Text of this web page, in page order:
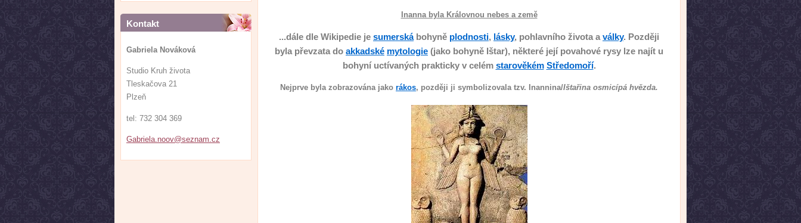
Kontakt
Gabriela Nováková
Studio Kruh života
Tleskačova 21
Plzeň
tel: 732 304 369
Gabriela .noov@seznam.cz
Inanna byla Královnou nebes a země
...dále dle Wikipedie je sumerskábohyně plodnosti, lásky, pohlavního života a války. Později
byla převzata do akkadské mytologie (jako bohyně Ištar), některé její povahové rysy lze najít u
bohyní uctívaných prakticky v celém starověkém Středomoří.
Nejprve byla zobrazována jako rákos, později ji symbolizovala tzv. Inannina/Ištařina osmicípá hvězda.